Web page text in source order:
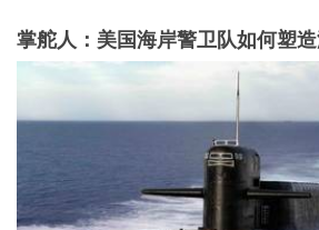
掌舵人：美国海岸警卫队如何塑